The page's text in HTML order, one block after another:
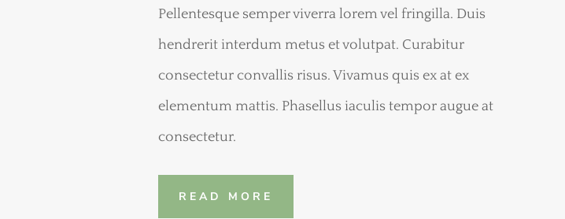
Pellentesque semper viverra lorem vel fringilla. Duis
hendrerit interdum metus et volutpat. Curabitur
consectetur convallis risus. Vivamus quis ex at ex
elementum mattis. Phasellus iaculis tempor augue at
consectetur.
READ MORE